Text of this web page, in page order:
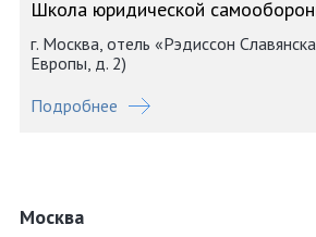
Школа юридической
г. Москва, отель «Рэдиссон
Европы, д. 2)
Подробнее
Москва